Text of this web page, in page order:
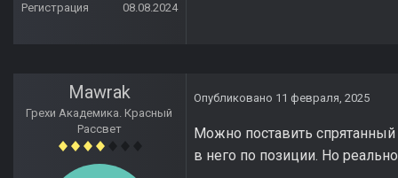
Регистрация
08.08.2024
Mawrak
Грехи Академика. Красный
Рассвет
Опубликовано 11 февраля, 2025
Можно поставить
в него по позиции. Но